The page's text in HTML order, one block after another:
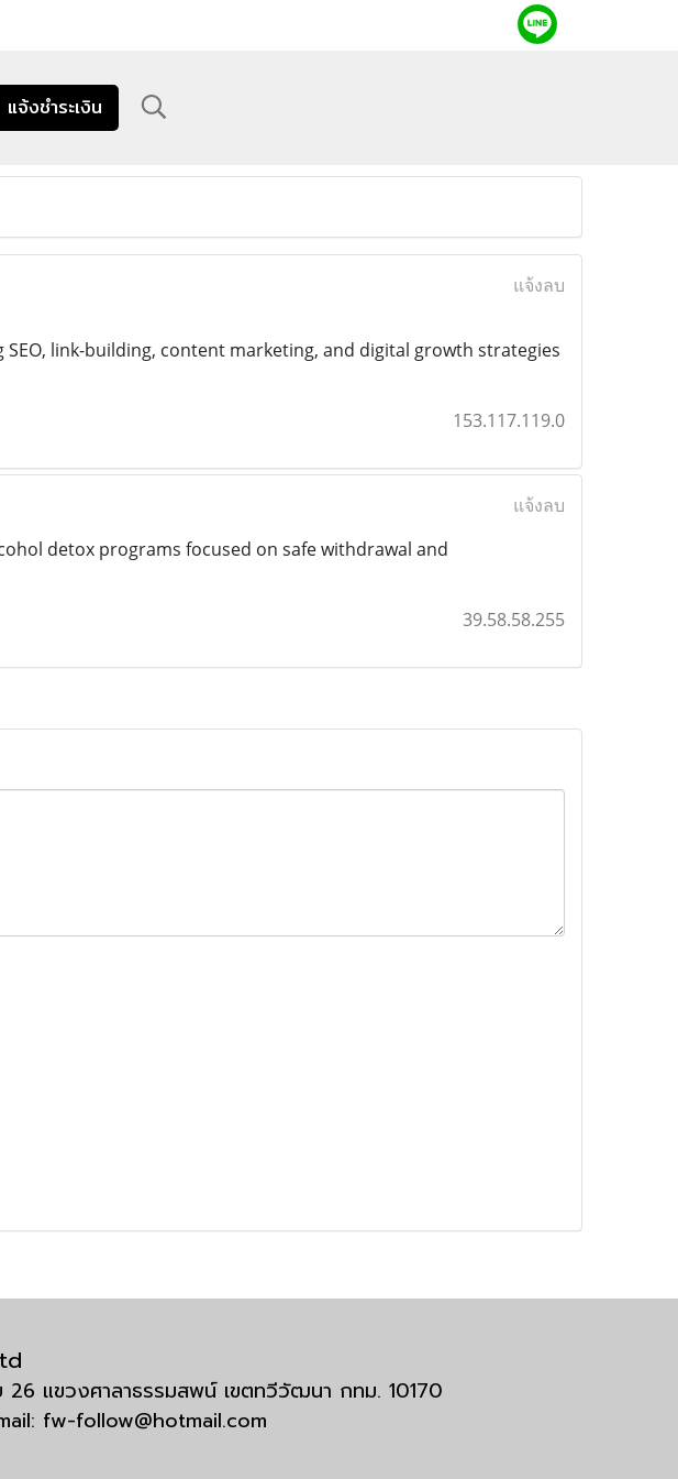
แจ้งชำระเงิน
แจ้งลบ
link-building, content marketing, and digital growth strategies
153.117.119.0
แจ้งลบ
detox programs focused on safe withdrawal and
39.58.58.255
แขวงศาลาธรรมสพน์ เขตทวีวัฒนา กทม. 10170
fw-follow@hotmail.com